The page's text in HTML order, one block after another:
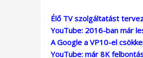
Élő TV szolgáltatást
YouTube: 2016-ban már
A Google a VP10-el
YouTube: már 8K